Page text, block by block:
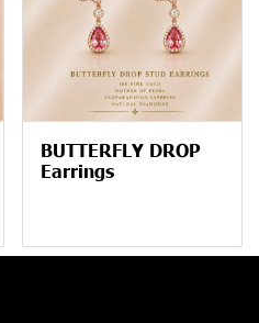
BUTTERFLY DROP
Earrings